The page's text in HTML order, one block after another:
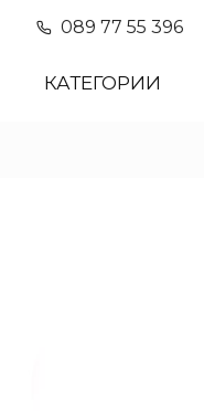
089 77 55 396
КАТЕГОРИИ